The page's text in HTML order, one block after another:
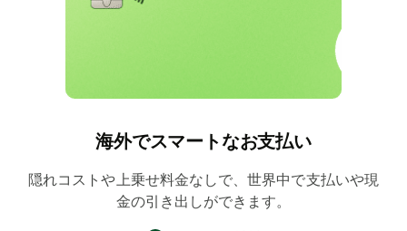
海外でスマートなお支払い
隠れコストや上乗せ料金なしで、世界中で支払いや現
金の引き出しができます。